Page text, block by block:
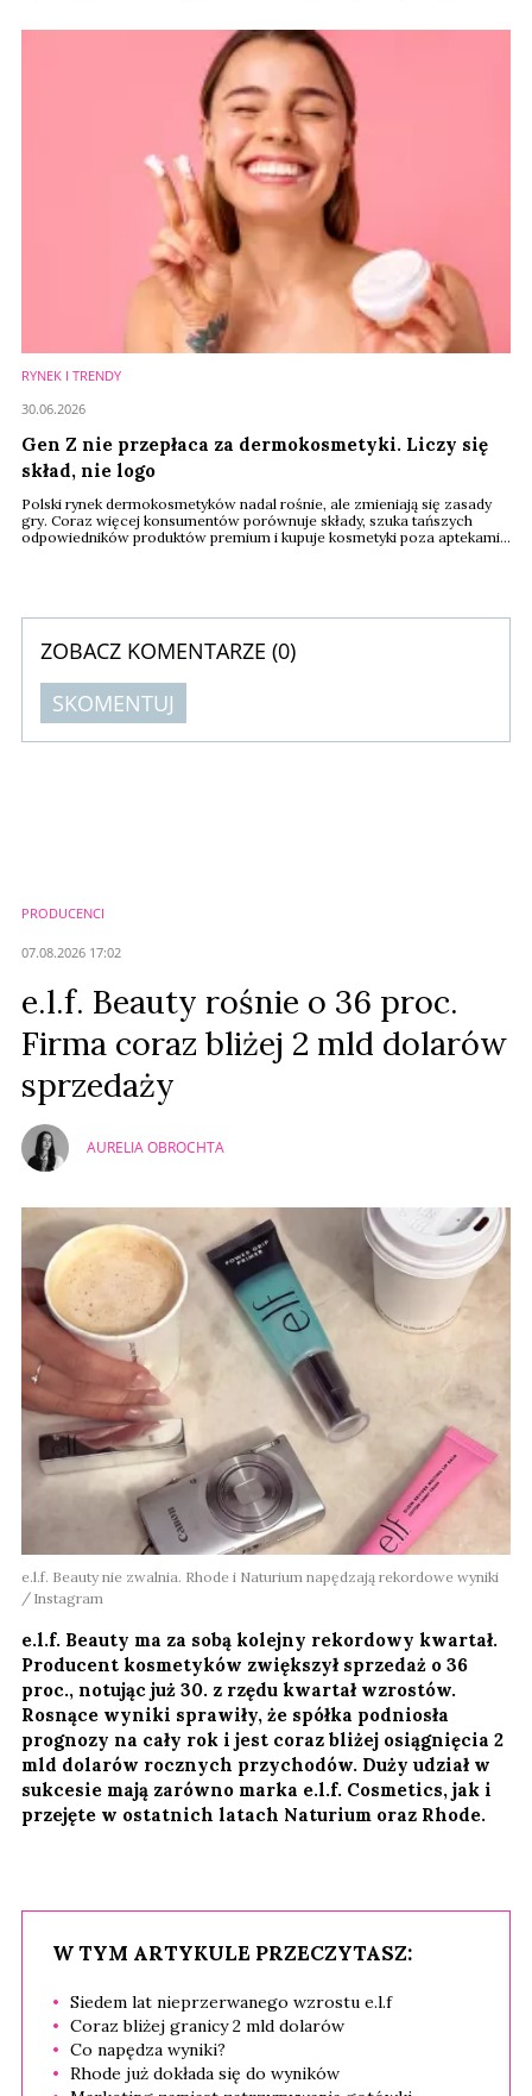
aptek nadal się kurczy. Dla rynku dermokosmetyków i produktów health
& beauty oznacza to dalszy ...
RYNEK I TRENDY
Gen Z nie przepłaca za dermokosmetyki. Liczy się
skład, nie logo
Polski rynek dermokosmetyków nadal rośnie, ale zmieniają się zasady
gry. Coraz więcej konsumentów porównuje składy, szuka tańszych
odpowiedników produktów premium i kupuje kosmetyki poza aptekami.
30.06.2026
ZOBACZ KOMENTARZE (0)
SKOMENTUJ
PRODUCENCI
07.08.2026 17:02
e.l.f. Beauty rośnie o 36 proc.
Firma coraz bliżej 2 mld dolarów
sprzedaży
AURELIA OBROCHTA
e.l.f. Beauty nie zwalnia. Rhode i Naturium napędzają rekordowe wyniki
Instagram
e.l.f. Beauty ma za sobą kolejny rekordowy kwartał.
Producent kosmetyków zwiększył sprzedaż o 36
proc., notując już 30. z rzędu kwartał wzrostów.
Rosnące wyniki sprawiły, że spółka podniosła
prognozy na cały rok i jest coraz bliżej osiągnięcia 2
mld dolarów rocznych przychodów. Duży udział w
sukcesie mają zarówno marka e.l.f. Cosmetics, jak i
przejęte w ostatnich latach Naturium oraz Rhode.
W TYM ARTYKULE PRZECZYTASZ:
Siedem lat nieprzerwanego wzrostu e.l.f
Coraz bliżej granicy 2 mld dolarów
Co napędza wyniki?
Rhode już dokłada się do wyników